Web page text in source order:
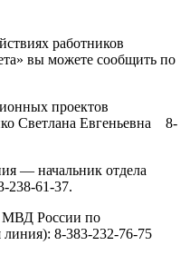
работников
вы можете сообщить по
проектов
Светлана Евгеньевна 8-
— начальник отдела
238-61-37.
МВД России по
линия): 8-383-232-76-75